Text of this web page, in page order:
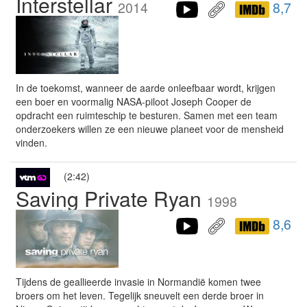
2014 8,7
In de toekomst, wanneer de aarde onleefbaar wordt, krijgen
een boer en voormalig NASA-piloot Joseph Cooper de
opdracht een ruimteschip te besturen. Samen met een team
onderzoekers willen ze een nieuwe planeet voor de mensheid
vinden.
(2:42)
Saving Private Ryan 1998
8,6
Tijdens de geallieerde invasie in Normandië komen twee
broers om het leven. Tegelijk sneuvelt een derde broer in